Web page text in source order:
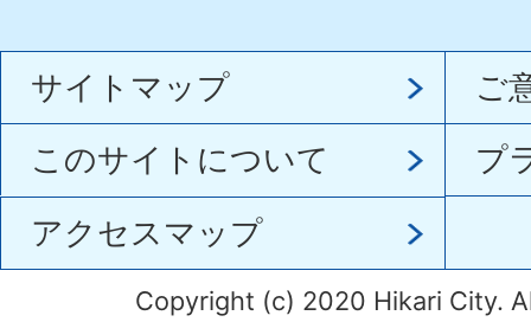
サイトマップ
ご
このサイトについて
プ
アクセスマップ
Copyright (c) 2020 Hikari City.